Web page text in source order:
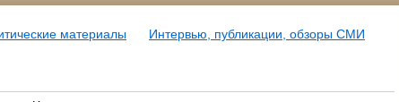
материалы
Интервью, публикации, обзоры СМИ